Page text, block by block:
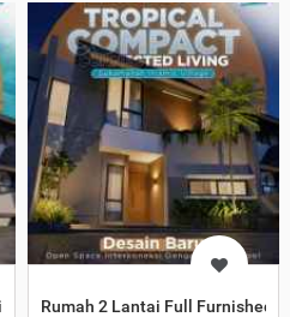
Full Furnished di Purwakarta
Rumah 2 Lantai Full Furnished